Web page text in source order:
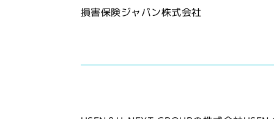
損害保険ジャパン株式会社